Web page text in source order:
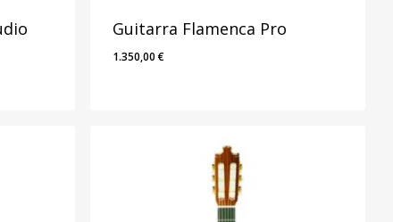
Guitarra Flamenca Pro
1.350,00€